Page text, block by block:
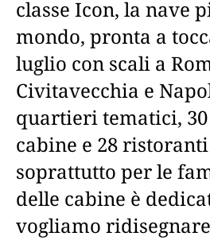
classe Icon, la nave
mondo, pronta a
luglio con scali a
Civitavecchia e
quartieri tematici,
cabine e 28
soprattutto per le
delle cabine è
vogliamo